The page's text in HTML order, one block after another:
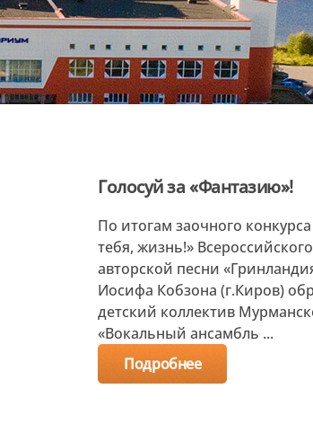
Голосуй за «Фантазию»!
По итогам заочного
тебя, жизнь!»
авторской песни
Иосифа Кобзона (г.Киров)
детский коллектив
«Вокальный ансамбль ...
Подробнее